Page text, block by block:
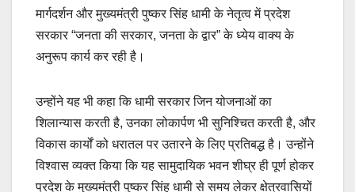
मार्गदर्शन और मुख्यमंत्री पुष्कर सिंह धामी के नेतृत्व में प्रदेश
सरकार “जनता की सरकार, जनता के द्वार” के ध्येय वाक्य के
अनुरूप कार्य कर रही है।
उन्होंने यह भी कहा कि धामी सरकार जिन योजनाओं का
शिलान्यास करती है, उनका लोकार्पण भी सुनिश्चित करती है, और
विकास कार्यों को धरातल पर उतारने के लिए प्रतिबद्ध है। उन्होंने
विश्वास व्यक्त किया कि यह सामुदायिक भवन शीघ्र ही पूर्ण होकर
प्रदेश के मुख्यमंत्री पुष्कर सिंह धामी से समय लेकर क्षेत्रवासियों